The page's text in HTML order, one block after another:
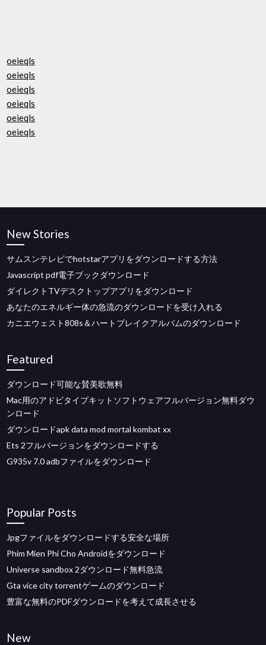
oeieqls
oeieqls
oeieqls
oeieqls
oeieqls
oeieqls
New Stories
サムスンテレビでhotstarアプリをダウンロードする方法
Javascript pdf電子ブックダウンロード
ダイレクトTVデスクトップアプリをダウンロード
あなたのエネルギー体の急流のダウンロードを受け入れる
カニエウェスト808s＆ハートブレイクアルバムのダウンロード
Featured
ダウンロード可能な賛美歌無料
Mac用のアドビタイプキットソフトウェアフルバージョン無料ダウ
ンロード
ダウンロードapk data mod mortal kombat xx
Ets 2フルバージョンをダウンロードする
G935v 7.0 adbファイルをダウンロード
Popular Posts
Jpgファイルをダウンロードする安全な場所
Phim Mien Phi Cho Androidをダウンロード
Universe sandbox 2ダウンロード無料急流
Gta vice city torrentゲームのダウンロード
豊富な無料のPDFダウンロードを考えて成長させる
New